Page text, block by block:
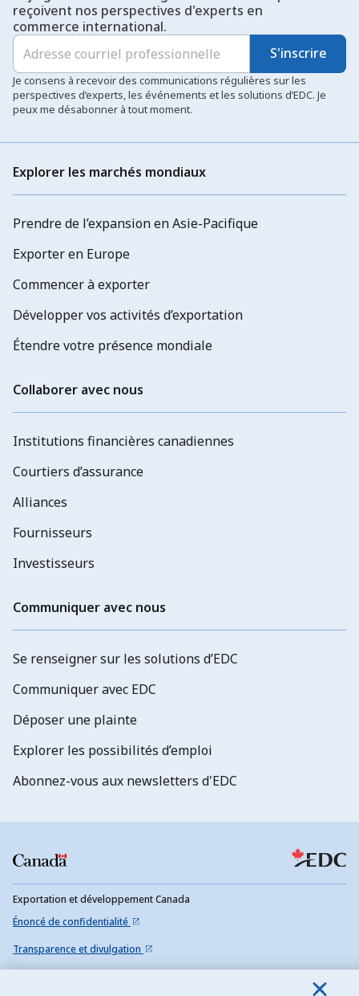
reçoivent nos perspectives d'experts en
commerce international.
S'inscrire
Je consens à recevoir des communications régulières sur les
perspectives d’experts, les événements et les solutions d’EDC. Je
peux me désabonner à tout moment.
Explorer les marchés mondiaux
Prendre de l’expansion en Asie-Pacifique
Exporter en Europe
Commencer à exporter
Développer vos activités d’exportation
Étendre votre présence mondiale
Collaborer avec nous
Institutions financières canadiennes
Courtiers d’assurance
Alliances
Fournisseurs
Investisseurs
Communiquer avec nous
Se renseigner sur les solutions d’EDC
Communiquer avec EDC
Déposer une plainte
Explorer les possibilités d’emploi
Abonnez-vous aux newsletters d'EDC
Exportation et développement Canada
Énoncé de confidentialité
Transparence et divulgation